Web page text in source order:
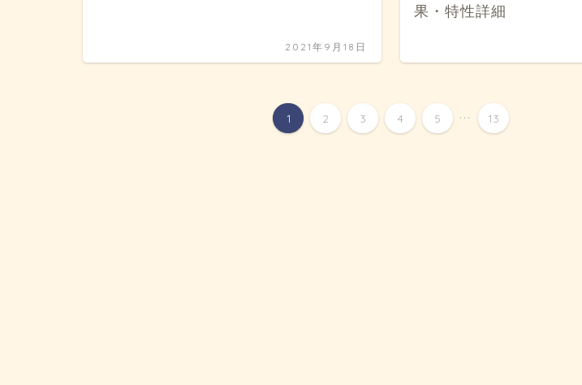
2021年9月18日
果・特性詳細
1 2 3 4 5 ... 13